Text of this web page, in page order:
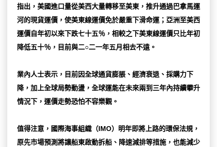
指出，美國進口量從美西大量轉移至美東，推升通過巴拿馬運
河的現貨運價，使美東線運價免於嚴重下滑命運；亞洲至美西
運價自年初以來下跌七十五％，相較之下美東線運價只比年初
降低五十％，目前與二○二一年五月相去不遠。
業內人士表示，目前因全球通貨膨脹、經濟衰退、採購力下
降，加上全球局勢動盪，全球運能在未來兩到三年內持續攀升
情況下，運價走勢恐怕不容樂觀。
值得注意，國際海事組織（IMO）明年即將上路的環保法規，
原先市場預測將讓船東啟動拆船、降速減排等措施，也能減少